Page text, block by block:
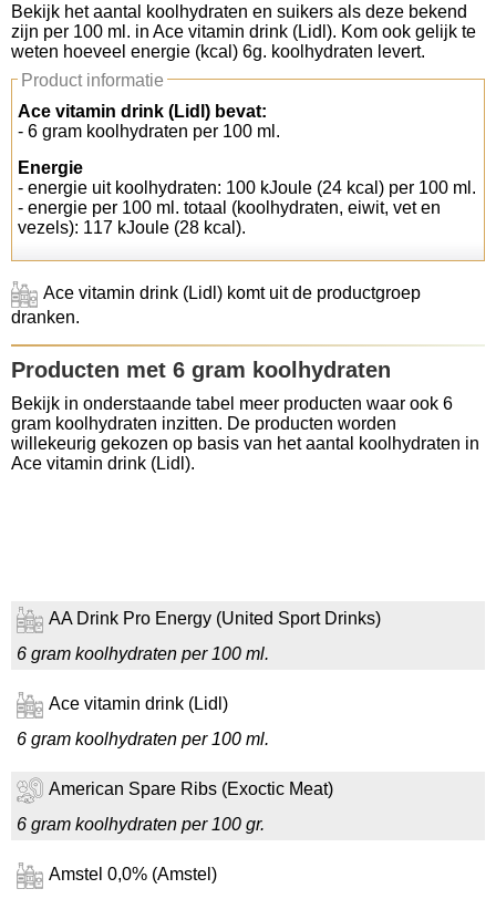
Koolhydraten tellen
Links
Bekijk het aantal koolhydraten en suikers als deze bekend
zijn per 100 ml. in Ace vitamin drink (Lidl). Kom ook gelijk te
weten hoeveel energie (kcal) 6g. koolhydraten levert.
Product informatie
Ace vitamin drink (Lidl) bevat:
- 6 gram koolhydraten per 100 ml.
Energie
- energie uit koolhydraten: 100 kJoule (24 kcal) per 100 ml.
- energie per 100 ml. totaal (koolhydraten, eiwit, vet en
vezels): 117 kJoule (28 kcal).
Ace vitamin drink (Lidl) komt uit de productgroep
dranken.
Producten met 6 gram koolhydraten
Bekijk in onderstaande tabel meer producten waar ook 6
gram koolhydraten inzitten. De producten worden
willekeurig gekozen op basis van het aantal koolhydraten in
Ace vitamin drink (Lidl).
AA Drink Pro Energy (United Sport Drinks)
6 gram koolhydraten per 100 ml.
Ace vitamin drink (Lidl)
6 gram koolhydraten per 100 ml.
American Spare Ribs (Exoctic Meat)
6 gram koolhydraten per 100 gr.
Amstel 0,0% (Amstel)